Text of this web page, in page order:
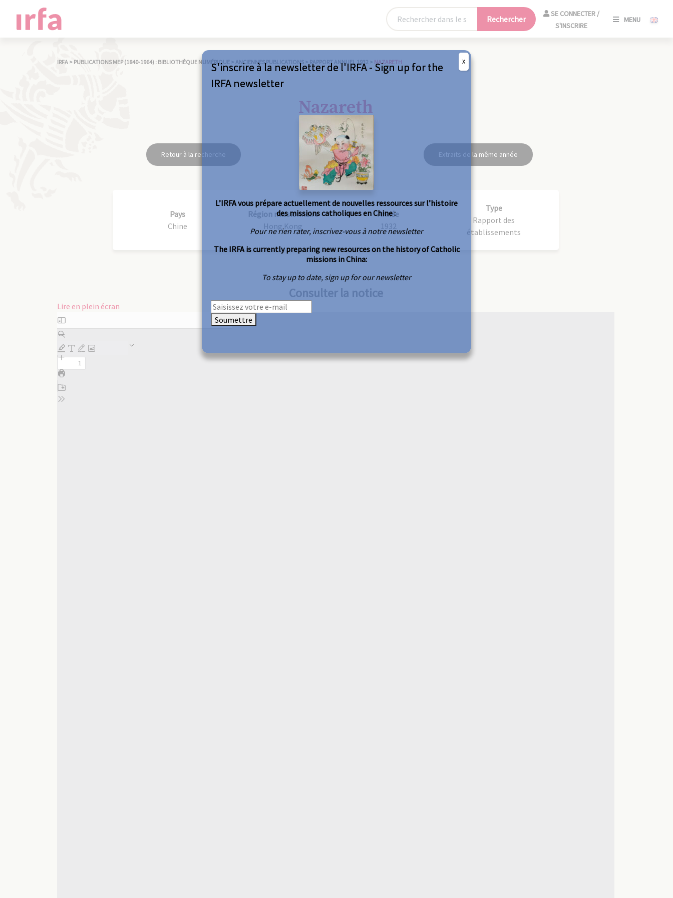
Rechercher
SE CONNECTER /
S'INSCRIRE
MENU
IRFA > PUBLICATIONS MEP (1840-1964) : BIBLIOTHÈQUE NUMÉRIQUE > ANCIENNES PUBLICATIONS > RAPPORT ANNUEL 1932 > NAZARETH
Nazareth
Retour à la recherche Extraits de la même année
Pays
Chine
Région missionnaire
Hong Kong
Année
1932
Type
Rapport des
établissements
Consulter la notice
Lire en plein écran
Aller
au
contenu
PDF
S'inscrire à la newsletter de l'IRFA - Sign up for the
IRFA newsletter
L’IRFA vous prépare actuellement de nouvelles ressources sur l’histoire
des missions catholiques en Chine :
Pour ne rien rater, inscrivez-vous à notre newsletter
The IRFA is currently preparing new resources on the history of Catholic
missions in China:
To stay up to date, sign up for our newsletter
Soumettre
X